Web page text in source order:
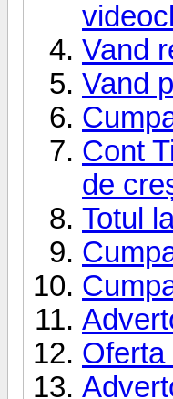
Vand
Vand
Cont
de
Totul
Oferta